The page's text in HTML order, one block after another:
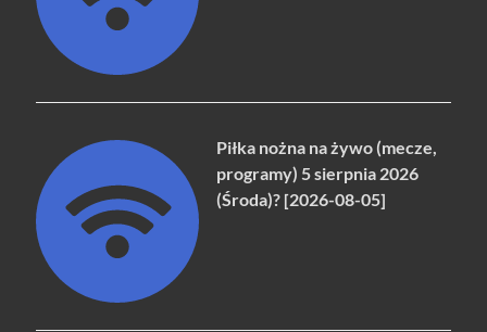
Piłka nożna na żywo (mecze,
programy) 5 sierpnia 2026
(Środa)? [2026-08-05]